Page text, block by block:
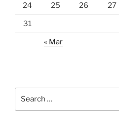
24 25 26 27
31
« Mar